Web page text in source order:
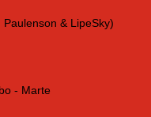
& LipeSky)
- Marte